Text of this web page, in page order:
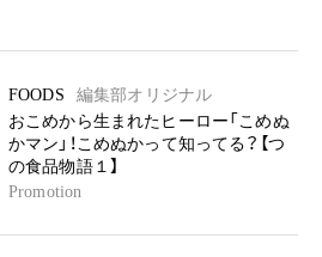
FOODS
編集部オリジナル
おこめから生まれたヒーロー「こめぬ
かマン」！こめぬかって知ってる？【つ
の食品物語１】
Promotion